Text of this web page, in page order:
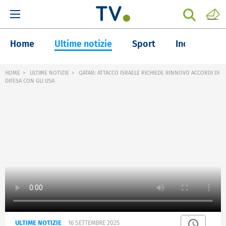
Home Ultime notizie Sport Inchieste
HOME ULTIME NOTIZIE
QATAR: ATTACCO ISRAELE RICHIEDE RINNOVO ACCORDI DI
DIFESA CON GLI USA
ULTIME NOTIZIE 16 SETTEMBRE 2025